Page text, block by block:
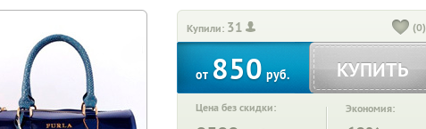
Купили: 31 (0)
от850руб. КУПИТЬ
Цена без скидки: Экономия: